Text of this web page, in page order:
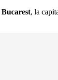
Bucarest, la